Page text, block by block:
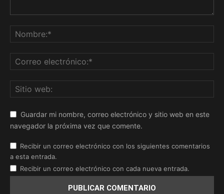
Guardar mi nombre, correo electrónico y sitio web en este
navegador la próxima vez que comente.
Recibir un correo electrónico con los siguientes comentarios
a esta entrada.
Recibir un correo electrónico con cada nueva entrada.